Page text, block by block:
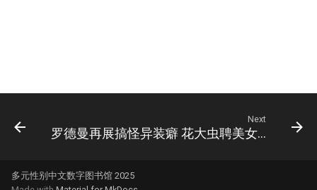
Next
罗德曼再展搞怪异装癖 花大虫聘美女篮教练遭拒
多元性别中文数字图书馆 2025